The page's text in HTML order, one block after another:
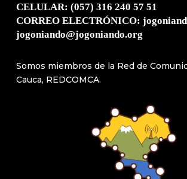
CELULAR: (057) 316 240 57 51
CORREO ELECTRÓNICO:
jogoniando@jogoniando.org
Somos miembros de la Red de
Cauca, REDCOMCA.